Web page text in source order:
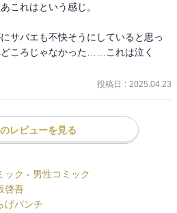
これはという感じ。
サバエも不快そうにしていると思っ
ころじゃなかった……これは泣く
投稿日 : 2025.04.23
レビューを見る
ック - 男性コミック
啓吾
げバンチ